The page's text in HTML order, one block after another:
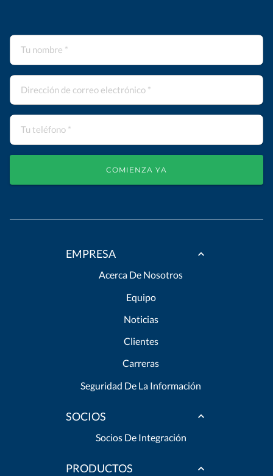
COMIENZA YA
EMPRESA
Acerca De Nosotros
Equipo
Noticias
Clientes
Carreras
Seguridad De La Información
SOCIOS
Socios De Integración
PRODUCTOS